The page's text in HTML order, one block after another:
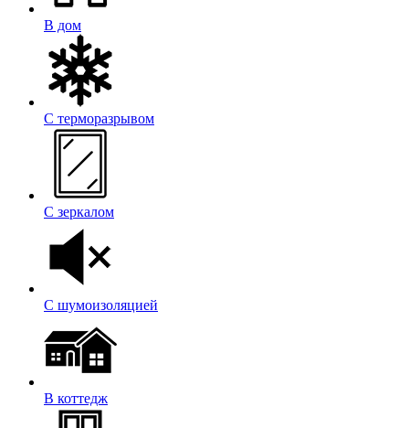
В дом
С терморазрывом
С зеркалом
С шумоизоляцией
В коттедж